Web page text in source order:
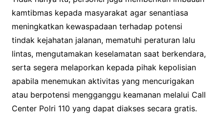
kamtibmas kepada masyarakat agar senantiasa
meningkatkan kewaspadaan terhadap potensi
tindak kejahatan jalanan, mematuhi peraturan lalu
lintas, mengutamakan keselamatan saat berkendara,
serta segera melaporkan kepada pihak kepolisian
apabila menemukan aktivitas yang mencurigakan
atau berpotensi mengganggu keamanan melalui Call
Center Polri 110 yang dapat diakses secara gratis.